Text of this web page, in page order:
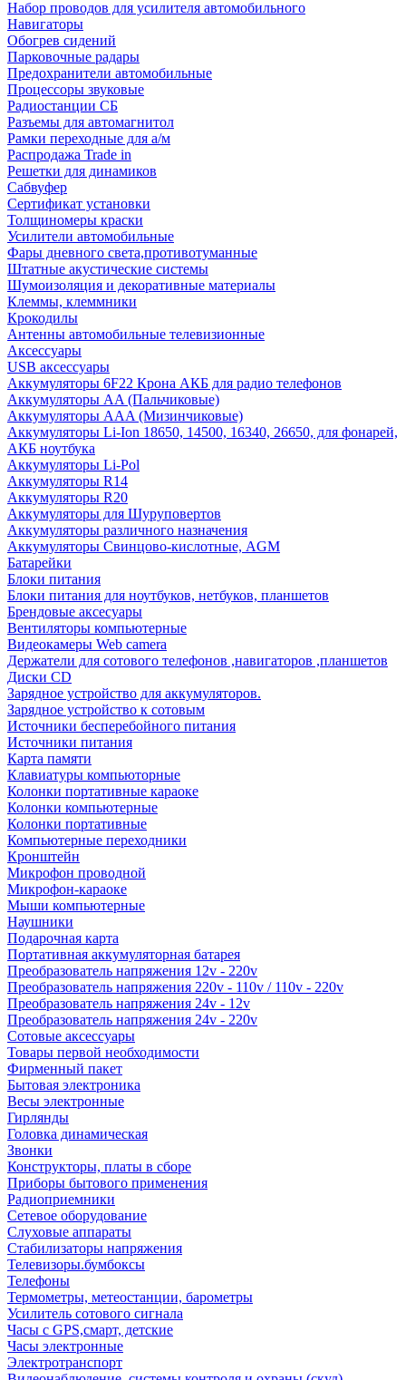
Набор проводов для усилителя автомобильного
Навигаторы
Обогрев сидений
Парковочные радары
Предохранители автомобильные
Процессоры звуковые
Радиостанции СБ
Разъемы для автомагнитол
Рамки переходные для а/м
Распродажа Trade in
Решетки для динамиков
Сабвуфер
Сертификат установки
Толщиномеры краски
Усилители автомобильные
Фары дневного света,противотуманные
Штатные акустические системы
Шумоизоляция и декоративные материалы
Клеммы, клеммники
Крокодилы
Антенны автомобильные телевизионные
Аксессуары
USB аксессуары
Аккумуляторы 6F22 Крона АКБ для радио телефонов
Аккумуляторы AA (Пальчиковые)
Аккумуляторы AAA (Мизинчиковые)
Аккумуляторы Li-Ion 18650, 14500, 16340, 26650, для фонарей,
АКБ ноутбука
Аккумуляторы Li-Pol
Аккумуляторы R14
Аккумуляторы R20
Аккумуляторы для Шуруповертов
Аккумуляторы различного назначения
Аккумуляторы Свинцово-кислотные, AGM
Батарейки
Блоки питания
Блоки питания для ноутбуков, нетбуков, планшетов
Брендовые аксесуары
Вентиляторы компьютерные
Видеокамеры Web camera
Держатели для сотового телефонов ,навигаторов ,планшетов
Диски CD
Зарядное устройство для аккумуляторов.
Зарядное устройство к сотовым
Источники бесперебойного питания
Источники питания
Карта памяти
Клавиатуры компьюторные
Колонки портативные караоке
Колонки компьютерные
Колонки портативные
Компьютерные переходники
Кронштейн
Микрофон проводной
Микрофон-караоке
Мыши компьютерные
Наушники
Подарочная карта
Портативная аккумуляторная батарея
Преобразователь напряжения 12v - 220v
Преобразователь напряжения 220v - 110v / 110v - 220v
Преобразователь напряжения 24v - 12v
Преобразователь напряжения 24v - 220v
Сотовые аксессуары
Товары первой необходимости
Фирменный пакет
Бытовая электроника
Весы электронные
Гирлянды
Головка динамическая
Звонки
Конструкторы, платы в сборе
Приборы бытового применения
Радиоприемники
Сетевое оборудование
Слуховые аппараты
Стабилизаторы напряжения
Телевизоры.бумбоксы
Телефоны
Термометры, метеостанции, барометры
Усилитель сотового сигнала
Часы с GPS,смарт, детские
Часы электронные
Электротранспорт